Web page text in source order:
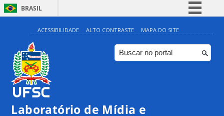
BRASIL
Simplifique!
Comunica BR
Participe
ACESSIBILIDADE ALTO CONTRASTE MAPA DO SITE
Laboratório de Mídia e